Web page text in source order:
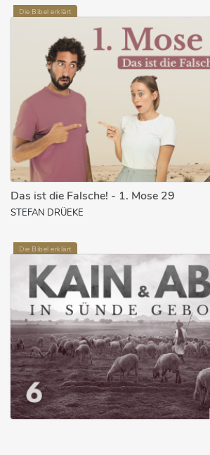
Die Bibel erklärt
Das ist die Falsche! - 1. Mose 29
STEFAN DRÜEKE
Die Bibel erklärt